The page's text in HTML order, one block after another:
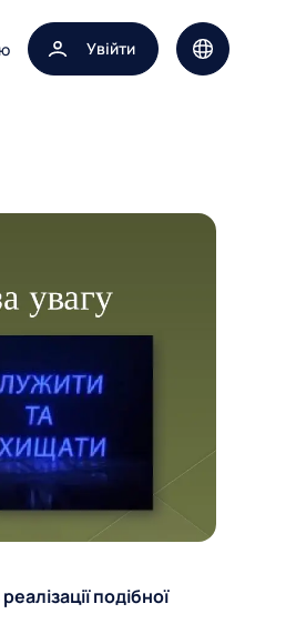
Увійти Вибір мови
подібної